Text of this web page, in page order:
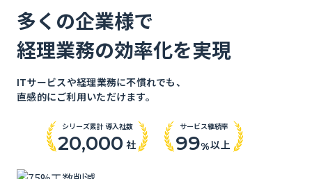
多くの企業様で
経理業務の​効率化を​実現
ITサービスや経理業務に不慣れでも、
直感的にご利用いただけます。
シリーズ累計 導入社数
20,000 社
サービス継続率
99%以上